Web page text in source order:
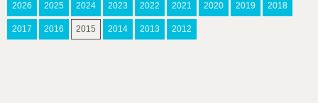
2026 2025 2024 2023 2022 2021 2020 2019 2018
2017 2016 2015 2014 2013 2012